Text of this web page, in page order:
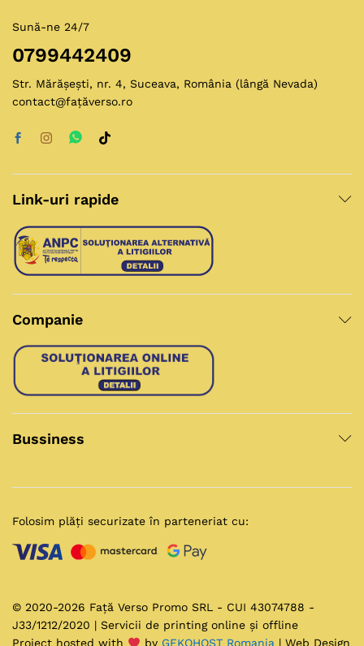
Sună-ne 24/7
0799442409
Str. Mărășești, nr. 4, Suceava, România (lângă Nevada)
contact@fațăverso.ro
Link-uri rapide
Companie
Bussiness
© 2020-2026 Față Verso Promo SRL - CUI 43074788 -
J33/1212/2020 | Servicii de printing online și offline
Project hosted with
by GEKOHOST Romania | Web Design
Folosim plăți securizate în parteneriat cu: